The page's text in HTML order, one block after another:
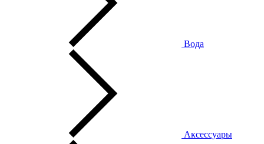
Вода
Аксессуары